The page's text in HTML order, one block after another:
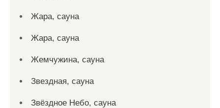
Жара, сауна
Жара, сауна
Жемчужина, сауна
Звездная, сауна
Звёздное Небо, сауна